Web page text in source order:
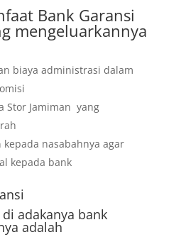
Bank Garansi
mengeluarkannya
biaya administrasi dalam
Stor Jamiman yang
kepada nasabahnya agar
kepada bank
adakanya bank
adalah